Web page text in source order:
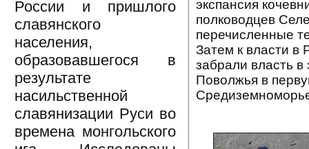
России и пришлого
славянского
населения,
образовавшегося в
результате
насильственной
славянизации Руси во
времена монгольского
экспансия
полководцев
перечисленные
Затем к власти в
забрали власть
Поволжья в